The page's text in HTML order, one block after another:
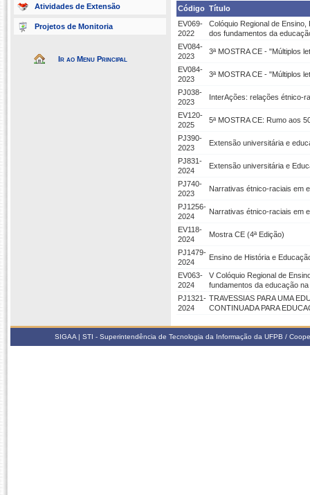
Atividades de Extensão
Projetos de Monitoria
Ir ao Menu Principal
Código Título
EV069-
2022
Colóquio Regional de
dos fundamentos da
EV084-
2023
3ª MOSTRA CE - "Múltiplos
EV084-
2023
3ª MOSTRA CE - "Múltiplos
PJ038-
2023
InterAções: relações étnico-
EV120-
2025
5ª MOSTRA CE: Rumo aos
PJ390-
2023
Extensão universitária e
PJ831-
2024
Extensão universitária e
PJ740-
2023
Narrativas étnico-raciais em
PJ1256-
2024
Narrativas étnico-raciais em
EV118-
2024
Mostra CE (4ª Edição)
PJ1479-
2024
Ensino de História e
EV063-
2024
V Colóquio Regional de
fundamentos da educação
PJ1321-
2024
TRAVESSIAS PARA UMA
CONTINUADA PARA
SIGAA | STI - Superintendência de Tecnologia da Informação da UFPB /